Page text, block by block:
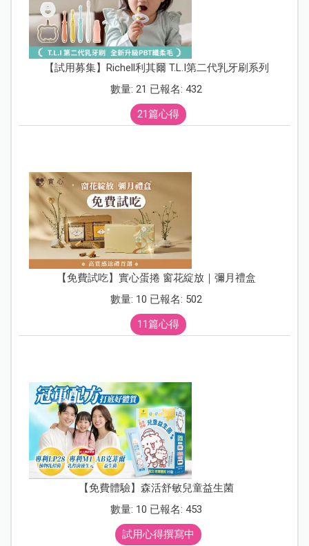
【試用募集】Richell利其爾 T.L.I第二代乳牙刷系列
數量: 21 已報名: 432
21篇心得
【免費試吃】實心蛋捲 窗花綻放｜彌月禮盒
數量: 10 已報名: 502
11篇心得
【免費體驗】森活舒敏兒童益生菌
數量: 10 已報名: 453
試用心得撰寫中